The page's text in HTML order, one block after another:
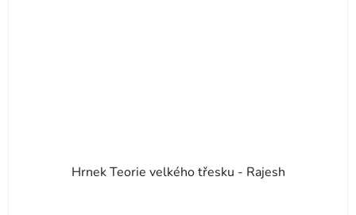
Hrnek Teorie velkého třesku - Rajesh